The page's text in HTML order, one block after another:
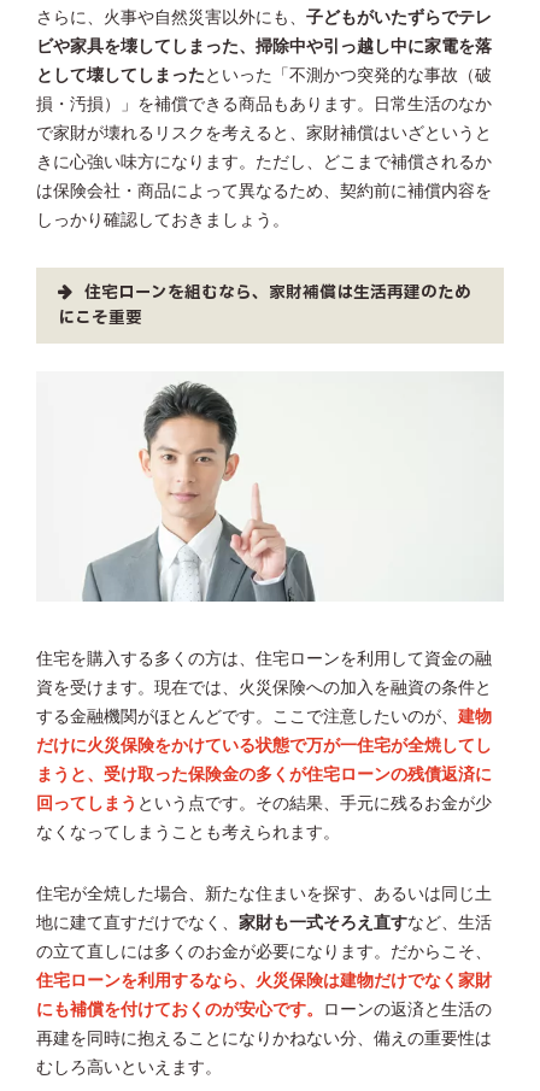
さらに、火事や自然災害以外にも、 子どもがいたずらでテレ
ビや家具を壊してしまった、掃除中や引っ越し中に家電を落
として壊してしまった といった「不測かつ突発的な事故（破
損・汚損）」を補償できる商品もあります。日常生活のなか
で家財が壊れるリスクを考えると、家財補償はいざというと
きに心強い味方になります。ただし、どこまで補償されるか
は保険会社・商品によって異なるため、契約前に補償内容を
しっかり確認しておきましょう。
住宅ローンを組むなら、家財補償は生活再建のため
にこそ重要
住宅を購入する多くの方は、住宅ローンを利用して資金の融
資を受けます。現在では、火災保険への加入を融資の条件と
する金融機関がほとんどです。ここで注意したいのが、 建物
だけに火災保険をかけている状態で万が一住宅が全焼してし
まうと、受け取った保険金の多くが住宅ローンの残債返済に
回ってしまう という点です。その結果、手元に残るお金が少
なくなってしまうことも考えられます。
住宅が全焼した場合、新たな住まいを探す、あるいは同じ土
地に建て直すだけでなく、 家財も一式そろえ直すなど、生活
の立て直しには多くのお金が必要になります。だからこそ、
住宅ローンを利用するなら、火災保険は建物だけでなく家財
にも補償を付けておくのが安心です。
ローンの返済と生活の
再建を同時に抱えることになりかねない分、備えの重要性は
むしろ高いといえます。